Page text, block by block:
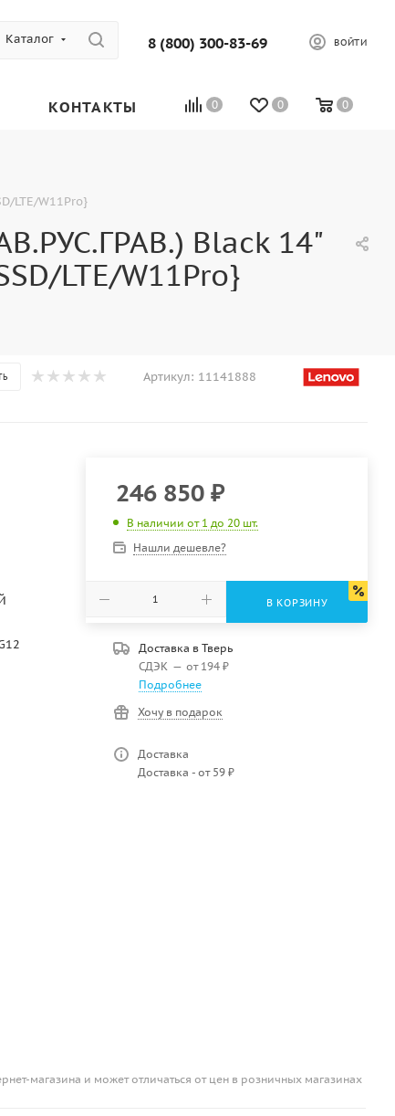
Каталог 8 (800) 300-83-69 ВОЙТИ
0 0 0
КОНТАКТЫ
LTE/W11Pro}
Black 14"
LTE/W11Pro}
Артикул: 11141888
246 850₽
В наличии от 1 до 20 шт.
Нашли дешевле?
В КОРЗИНУ
Доставка в Тверь
СДЭК — от 194 ₽
Подробнее
Хочу в подарок
Доставка
Доставка - от 59 ₽
магазина и может отличаться от цен в розничных магазинах